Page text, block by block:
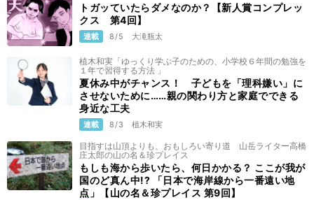
トガッていたらダメなのか？【新人賞コンプレッ
クス 第4回】
連載 8/5 大滝瓶太
植木和実「ゆっくり学ぶ子のための、小学校６年間の勉強を
１年で習得する方法 」
夏休み中がチャンス！ 子どもを「理科嫌い」に
させないために……親の関わり方と家庭でできる
身近な工夫
連載 8/3 植木和実
目指すは山頂よりも、おもしろい寄り道 山岳ライター高橋
庄太郎の山の名＆珍プレイス
もしも海から歩いたら、何日かかる？ ここが我が
国のど真ん中!? 「日本で海岸線から一番遠い地
点」【山の名＆珍プレイス 第9回】